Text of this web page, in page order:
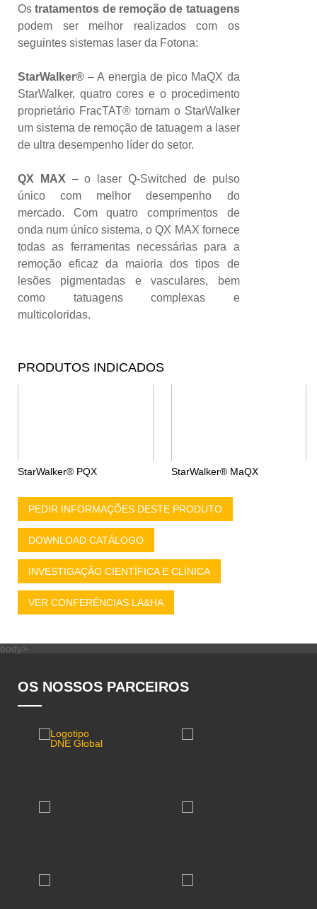
Ostratamentos de remoção de tatuagens
podem ser melhor realizados com os
seguintes sistemas laser da Fotona:
StarWalker® – A energia de pico MaQX da
StarWalker, quatro cores e o procedimento
proprietário FracTAT® tornam o StarWalker
um sistema de remoção de tatuagem a laser
de ultra desempenho líder do setor.
QX MAX – o laser Q-Switched de pulso
único com melhor desempenho do
mercado. Com quatro comprimentos de
onda num único sistema, o QX MAX fornece
todas as ferramentas necessárias para a
remoção eficaz da maioria dos tipos de
lesões pigmentadas e vasculares, bem
como tatuagens complexas e
multicoloridas.
PRODUTOS INDICADOS
StarWalker® PQX StarWalker® MaQX
PEDIR INFORMAÇÕES DESTE PRODUTO
DOWNLOAD CATÁLOGO
INVESTIGAÇÃO CIENTÍFICA E CLÍNICA
VER CONFERÊNCIAS LA&HA
body>
OS NOSSOS PARCEIROS